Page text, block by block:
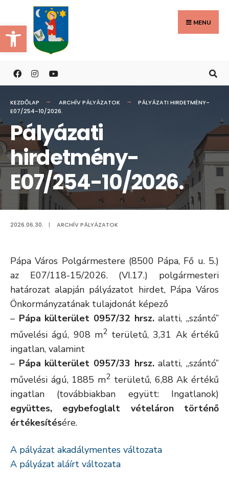
Eszköztár megnyitása
to
content
MENU
KEZDŐLAP ARCHÍV PÁLYÁZATOK
PÁLYÁZATI HIRDETMÉNY-
E07/254-10/2026.
Pályázati
hirdetmény-
E07/254-10/2026.
2026.06.30. | ARCHÍV PÁLYÁZATOK
Pápa Város Polgármestere (8500 Pápa, Fő u. 5.)
az E07/118-15/2026. (VI.17.) polgármesteri
határozat alapján pályázatot hirdet, Pápa Város
Önkormányzatának tulajdonát képező
– Pápa külterület 0957/32 hrsz.alatti, „szántó”
művelési ágú, 908 m2területű, 3,31 Ak értékű
ingatlan, valamint
– Pápa külterület 0957/33 hrsz.alatti, „szántó”
művelési ágú, 1885 m2 területű, 6,88 Ak értékű
ingatlan (továbbiakban együtt: Ingatlanok)
együttes, egybefoglalt vételáron történő
értékesítésére.
A pályázat akadálymentes változata
A pályázat aláírt változata
Search